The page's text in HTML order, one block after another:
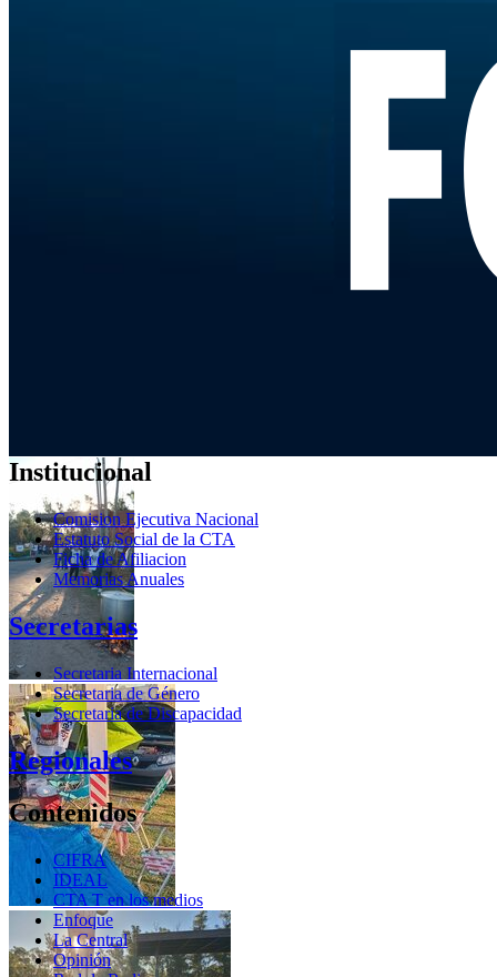
Institucional
Comision Ejecutiva Nacional
Estatuto Social de la CTA
Ficha de Afiliacion
Memorias Anuales
Secretarias
Secretaria Internacional
Secretaria de Género
Secretaria de Discapacidad
Regionales
Contenidos
CIFRA
IDEAL
CTA T en los medios
Enfoque
La Central
Opinión